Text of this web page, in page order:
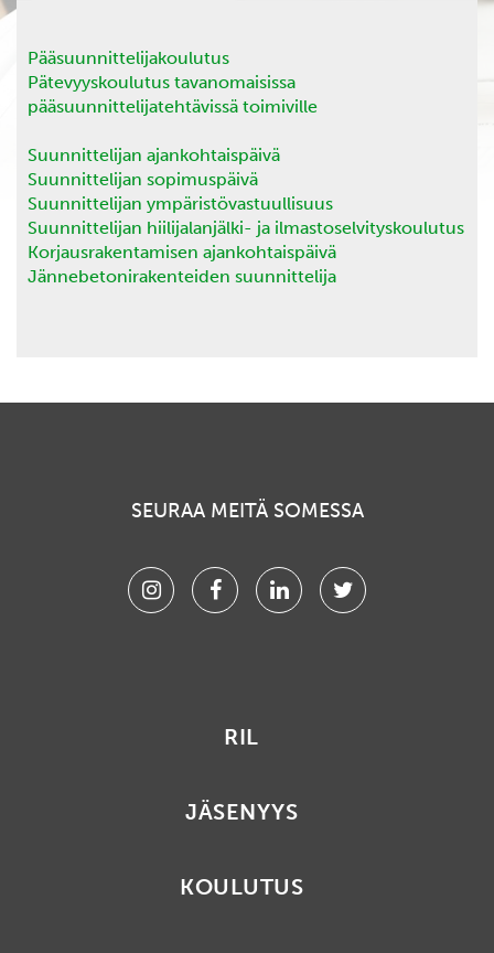
Pääsuunnittelijakoulutus
Pätevyyskoulutus tavanomaisissa
pääsuunnittelijatehtävissä toimiville
Suunnittelijan ajankohtaispäivä
Suunnittelijan sopimuspäivä
Suunnittelijan ympäristövastuullisuus
Suunnittelijan hiilijalanjälki- ja ilmastoselvityskoulutus
Korjausrakentamisen ajankohtaispäivä
Jännebetonirakenteiden suunnittelija
SEURAA MEITÄ SOMESSA
InstagramFacebookLinkedinTwitter
RIL
JÄSENYYS
KOULUTUS